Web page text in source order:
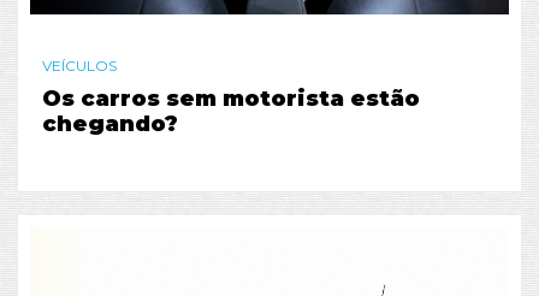
VEÍCULOS
Os carros sem motorista estão
chegando?